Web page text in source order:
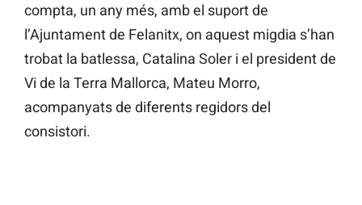
compta, un any més, amb el suport de
l’Ajuntament de Felanitx, on aquest migdia s’han
trobat la batlessa, Catalina Soler i el president de
Vi de la Terra Mallorca, Mateu Morro,
acompanyats de diferents regidors del
consistori.